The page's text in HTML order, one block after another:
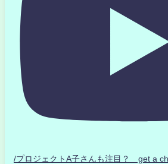
/プロジェクトA子さんも注目？ get a